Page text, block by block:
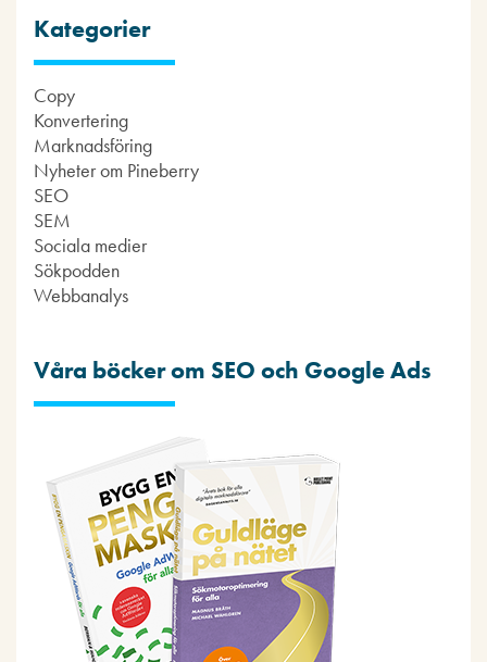
Kategorier
Copy
Konvertering
Marknadsföring
Nyheter om Pineberry
SEO
SEM
Sociala medier
Sökpodden
Webbanalys
Våra böcker om SEO och Google Ads